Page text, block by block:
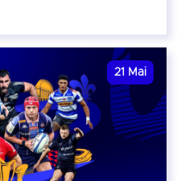
21 Mai